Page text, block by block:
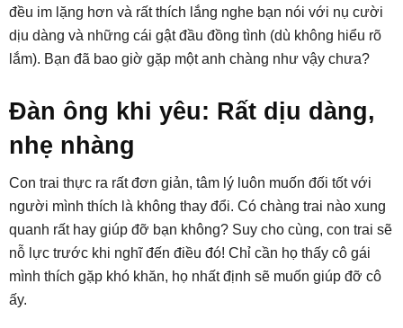
đều im lặng hơn và rất thích lắng nghe bạn nói với nụ cười
dịu dàng và những cái gật đầu đồng tình (dù không hiểu rõ
lắm). Bạn đã bao giờ gặp một anh chàng như vậy chưa?
Đàn ông khi yêu: Rất dịu dàng,
nhẹ nhàng
Con trai thực ra rất đơn giản, tâm lý luôn muốn đối tốt với
người mình thích là không thay đổi. Có chàng trai nào xung
quanh rất hay giúp đỡ bạn không? Suy cho cùng, con trai sẽ
nỗ lực trước khi nghĩ đến điều đó! Chỉ cần họ thấy cô gái
mình thích gặp khó khăn, họ nhất định sẽ muốn giúp đỡ cô
ấy.